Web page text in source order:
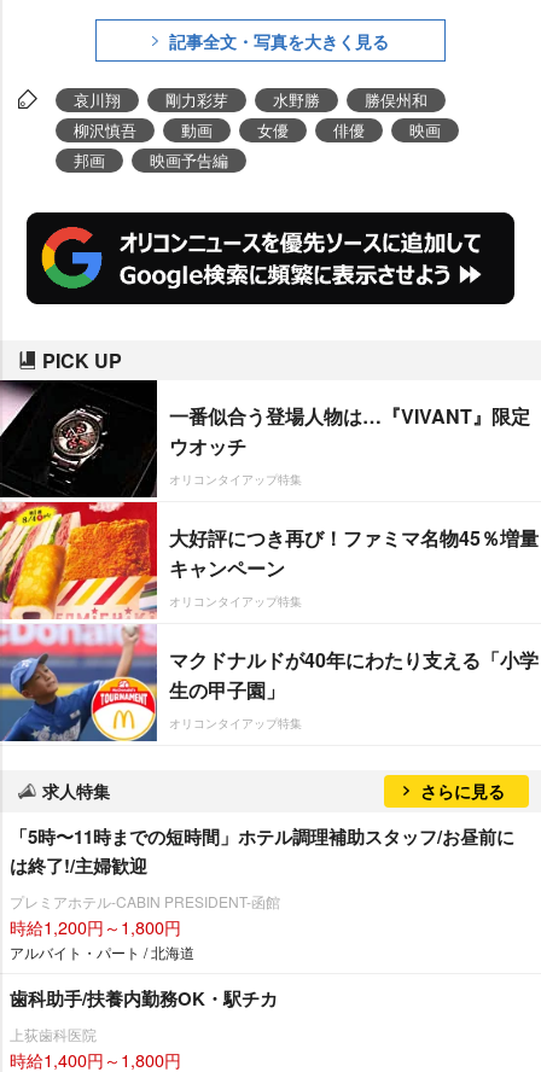
ラック運転手・鷲一郎が一目ぼれ
するマドンナ役は剛力彩芽が担当
する。哀川は「少しでも勇気と元
気をお届けできることを願ってお
ります!」と力強くアピールしてい
記事全文・写真を大きく見る
哀川翔 剛力彩芽 水野勝
勝俣州和
柳沢慎吾
動画 女優 俳優
映画
邦画
映画予告編
PICK UP
一番似合う登場人物は…『VIVANT』限定
ウオッチ
オリコンタイアップ特集
大好評につき再び！ファミマ名物45％増量
キャンペーン
オリコンタイアップ特集
マクドナルドが40年にわたり支える「小学
生の甲子園」
オリコンタイアップ特集
求人特集 さらに見る
「5時〜11時までの短時間」ホテル調理補助スタッフ/お昼前に
は終了!/主婦歓迎
プレミアホテル-CABIN PRESIDENT-函館
時給1,200円～1,800円
アルバイト・パート / 北海道
歯科助手/扶養内勤務OK・駅チカ
上荻歯科医院
時給1,400円～1,800円